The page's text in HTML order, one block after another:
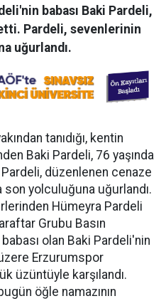
babası Baki Pardeli,
Pardeli, sevenlerinin
uğurlandı.
tanıdığı, kentin
Baki Pardeli, 76 yaşında
düzenlenen cenaze
son yolculuğuna uğurlandı.
Hümeyra Pardeli
Grubu Basın
olan Baki Pardeli'nin
Erzurumspor
üzüntüyle karşılandı.
öğle namazının